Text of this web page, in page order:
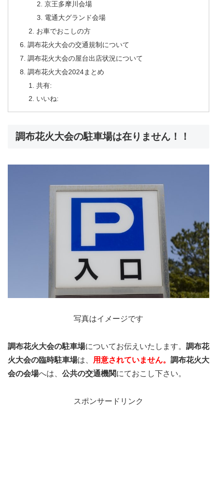
京王多摩川会場
電通大グランド会場
お車でおこしの方
調布花火大会の交通規制について
調布花火大会の屋台出店状況について
調布花火大会2024まとめ
共有:
いいね:
調布花火大会の駐車場は在りません！！
写真はイメージです
調布花火大会の駐車場についてお伝えいたします。 調布花
火大会の臨時駐車場は、 用意されていません。 調布花火大
会の会場へは、 公共の交通機関にておこし下さい。
スポンサードリンク